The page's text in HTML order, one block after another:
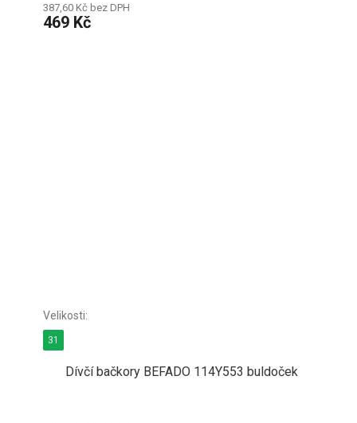
387,60 Kč bez DPH
469 Kč
Dívčí bačkory BEFADO 114Y553 buldoček
31